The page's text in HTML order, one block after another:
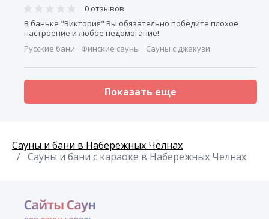
0 отзывов
В баньке "Виктория" Вы обязательно победите плохое
настроение и любое недомогание!
Русские бани
Финские сауны Сауны с джакузи
Показать еще
Сауны и бани в Набережных Челнах
Сауны и бани с караоке в Набережных Челнах